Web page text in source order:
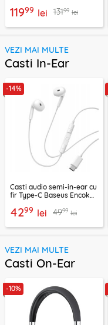
11999 lei 13199 lei
VEZI MAI MULTE
Casti In-Ear
-14%
Casti audio semi-in-ear cu
fir Type-C Baseus Encok
4299 lei 4999 lei
VEZI MAI MULTE
Casti On-Ear
-10%